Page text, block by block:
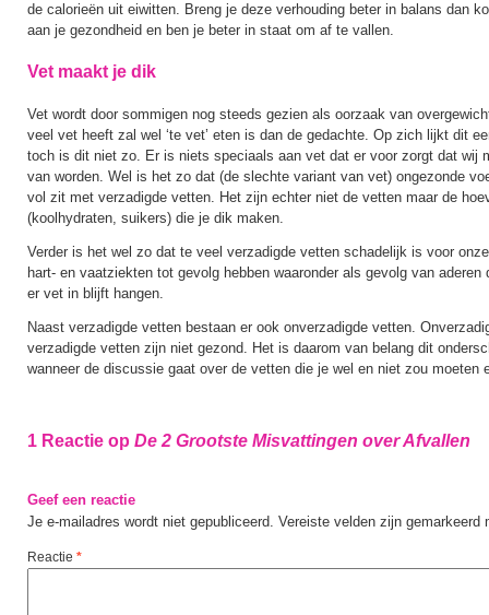
de calorieën uit eiwitten. Breng je deze verhouding beter in balans dan
aan je gezondheid en ben je beter in staat om af te vallen.
Vet maakt je dik
Vet wordt door sommigen nog steeds gezien als oorzaak van
veel vet heeft zal wel ‘te vet’ eten is dan de gedachte. Op zich lijkt dit
toch is dit niet zo. Er is niets speciaals aan vet dat er voor zorgt dat wij
van worden. Wel is het zo dat (de slechte variant van vet) ongezonde
vol zit met verzadigde vetten. Het zijn echter niet de vetten maar de
(koolhydraten, suikers) die je dik maken.
Verder is het wel zo dat te veel verzadigde vetten schadelijk is voor
hart- en vaatziekten tot gevolg hebben waaronder als gevolg van aderen
er vet in blijft hangen.
Naast verzadigde vetten bestaan er ook onverzadigde vetten.
verzadigde vetten zijn niet gezond. Het is daarom van belang dit
wanneer de discussie gaat over de vetten die je wel en niet zou moeten
1 Reactie op De 2 Grootste Misvattingen over Afvallen
Geef een reactie
Je e-mailadres wordt niet gepubliceerd. Vereiste velden zijn gemarkeerd
Reactie *